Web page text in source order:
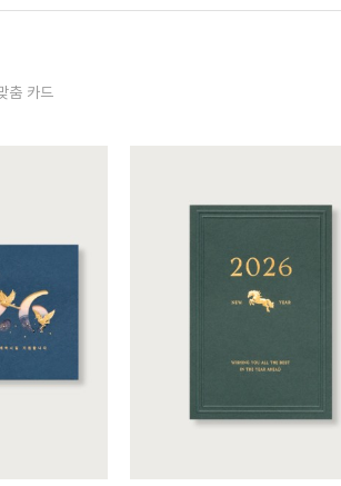
춤 카드